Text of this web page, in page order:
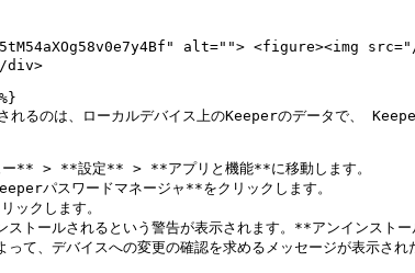
alt=""> <figure><img src="/
div>
れるのは、ローカルデバイス上のKeeperのデータで、
** > **設定** > **アプリと機能**に移動します。
パスワードマネージャ**をクリックします。
クします。
トールされるという警告が表示されます。**アンインストー
て、デバイスへの変更の確認を求めるメッセージが表示